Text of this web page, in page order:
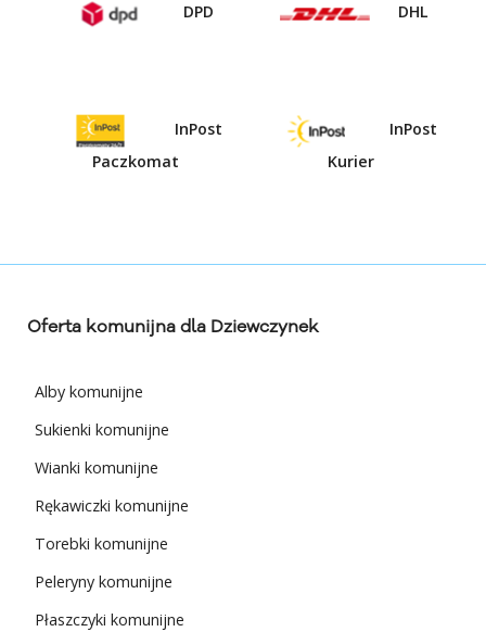
DPD DHL
InPost
Paczkomat
InPost
Kurier
Oferta komunijna dla Dziewczynek
Alby komunijne
Sukienki komunijne
Wianki komunijne
Rękawiczki komunijne
Torebki komunijne
Peleryny komunijne
Płaszczyki komunijne